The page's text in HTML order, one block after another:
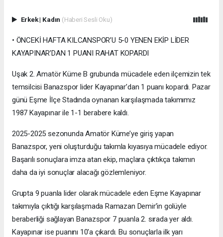
Erkek| Kadın (Haberi Sesli Oku)
• ÖNCEKİ HAFTA KILCANSPOR’U 5-0 YENEN EKİP LİDER
KAYAPINAR’DAN 1 PUANI RAHAT KOPARDI
Uşak 2. Amatör Küme B grubunda mücadele eden ilçemizin tek
temsilcisi Banazspor lider Kayapınar’dan 1 puanı kopardı. Pazar
günü Eşme İlçe Stadında oynanan karşılaşmada takımımız
1987 Kayapınar ile 1-1 berabere kaldı.
2025-2025 sezonunda Amatör Küme’ye giriş yapan
Banazspor, yeni oluşturduğu takımla kıyasıya mücadele ediyor.
Başarılı sonuçlara imza atan ekip, maçlara çıktıkça takımın
daha da iyi sonuçlar alacağı gözlemleniyor.
Grupta 9 puanla lider olarak mücadele eden Eşme Kayapınar
takımıyla çıktığı karşılaşmada Ramazan Demir’in golüyle
beraberliği sağlayan Banazspor 7 puanla 2. sırada yer aldı.
Kayapınar ise puanını 10'a çıkardı. Bu sonuçlarla ilk yarı